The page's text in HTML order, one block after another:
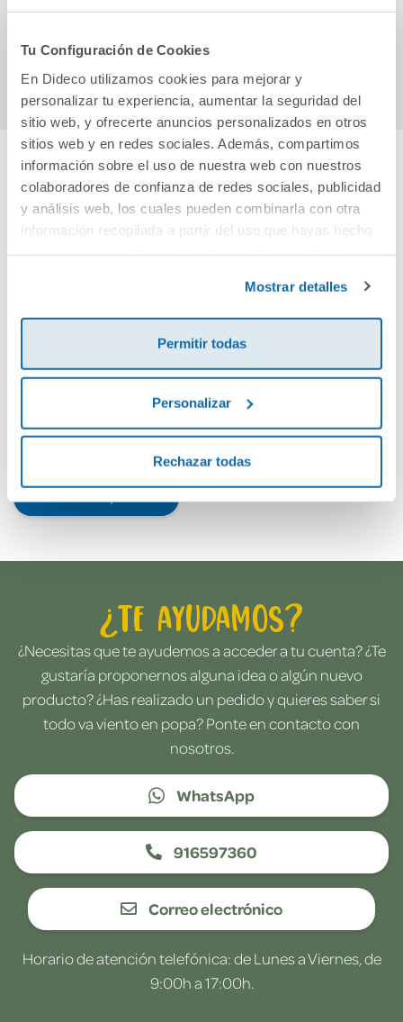
Tu Configuración de Cookies
En Dideco utilizamos cookies para mejorar y
personalizar tu experiencia, aumentar la seguridad del
sitio web, y ofrecerte anuncios personalizados en otros
sitios web y en redes sociales. Además, compartimos
información sobre el uso de nuestra web con nuestros
colaboradores de confianza de redes sociales, publicidad
y análisis web, los cuales pueden combinarla con otra
información recopilada a partir del uso que hayas hecho
Mostrar detalles
Permitir todas
Personalizar
Rechazar todas
Comprar
[Comunidad de
Cuéntanos tu opinión
¡Sé el primero en valorar este producto!
Envía tu opinión
¿Te ayudamos?
¿Necesitas que te ayudemos a acceder a tu cuenta? ¿Te
gustaría proponernos alguna idea o algún nuevo
producto? ¿Has realizado un pedido y quieres saber si
todo va viento en popa? Ponte en contacto con
nosotros.
WhatsApp
916597360
Correo electrónico
Horario de atención telefónica: de Lunes a Viernes, de
9:00h a 17:00h.